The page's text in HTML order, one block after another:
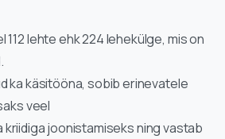
112 lehte ehk 224 lehekülge, mis on
ka käsitööna, sobib erinevatele
veel
kriidiga joonistamiseks ning vastab